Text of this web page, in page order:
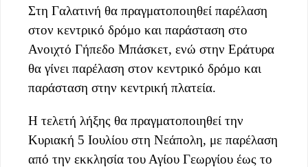
Στη Γαλατινή θα πραγματοποιηθεί παρέλαση
στον κεντρικό δρόμο και παράσταση στο
Ανοιχτό Γήπεδο Μπάσκετ, ενώ στην Εράτυρα
θα γίνει παρέλαση στον κεντρικό δρόμο και
παράσταση στην κεντρική πλατεία.
Η τελετή λήξης θα πραγματοποιηθεί την
Κυριακή 5 Ιουλίου στη Νεάπολη, με παρέλαση
από την εκκλησία του Αγίου Γεωργίου έως το